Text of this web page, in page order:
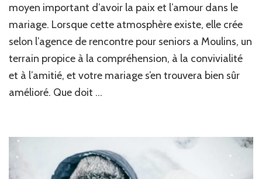
moyen important d’avoir la paix et l’amour dans le
mariage. Lorsque cette atmosphère existe, elle crée
selon l’agence de rencontre pour seniors a Moulins, un
terrain propice à la compréhension, à la convivialité
et à l’amitié, et votre mariage s’en trouvera bien sûr
amélioré. Que doit …